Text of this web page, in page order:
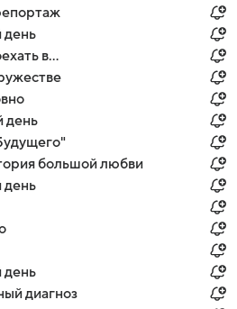
день
в...
день
большой любви
день
день
диагноз